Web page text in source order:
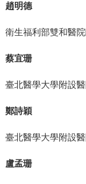
趙明德
衛生福利部雙和醫
蔡宜珊
臺北醫學大學附設
鄭詩穎
臺北醫學大學附設
盧孟珊